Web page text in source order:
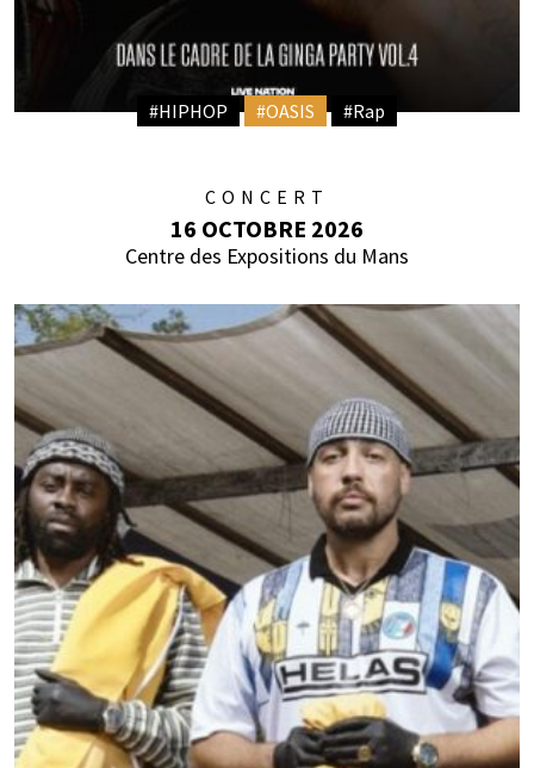
#HIPHOP #OASIS #Rap
CONCERT
16 OCTOBRE 2026
Centre des Expositions du Mans